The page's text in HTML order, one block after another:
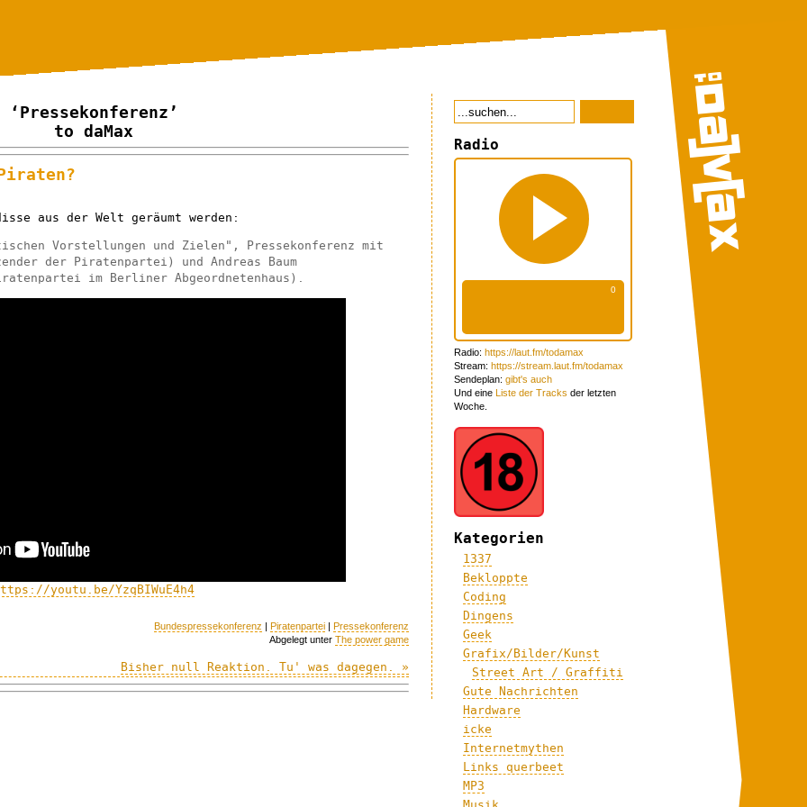
‘Pressekonferenz’
to daMax
aus der Welt geräumt werden:
Vorstellungen und Zielen", Pressekonferenz mit
der Piratenpartei) und Andreas Baum
im Berliner Abgeordnetenhaus).
youtu.be/YzqBIWuE4h4
Bundespressekonferenz | Piratenpartei | Pressekonferenz
Abgelegt unter The power game
Bisher null Reaktion. Tu' was dagegen. »
Radio
Radio: https://laut.fm/todamax
Stream: https://stream.laut.fm/todamax
Sendeplan: gibt's auch
Und eine Liste der Tracks der letzten
Woche.
Kategorien
1337
Bekloppte
Coding
Dingens
Geek
Grafix/Bilder/Kunst
Street Art / Graffiti
Gute Nachrichten
Hardware
icke
Internetmythen
Links querbeet
MP3